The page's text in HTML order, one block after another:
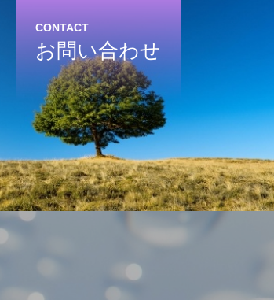
CONTACT
お問い合わせ